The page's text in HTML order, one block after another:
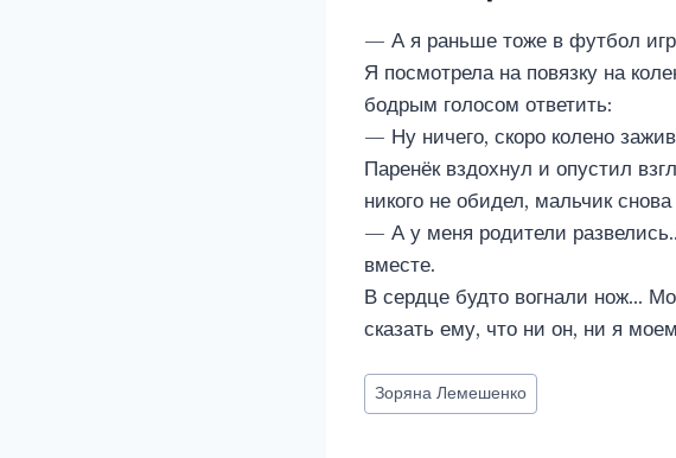
— А я раньше тоже в футбол
Я посмотрела на повязку на
бодрым голосом ответить:
— Ну ничего, скоро колено
Паренёк вздохнул и опустил
никого не обидел, мальчик снова
— А у меня родители
вместе.
В сердце будто вогнали нож…
сказать ему, что ни он, ни я
Метки
записи:
Зоряна Лемешенко